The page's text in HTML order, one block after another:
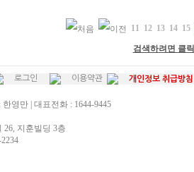
11 12 13 14 15
검색하려면 클릭
로그인 이용약관 개인정보 취급방침
영만 | 대표전화 : 1644-9445
26, 지훈빌딩 3층